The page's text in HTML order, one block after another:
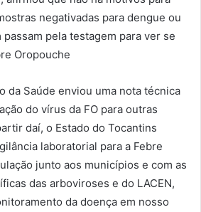
negativadas para dengue ou
pela testagem para ver se
Oropouche
da Saúde enviou uma nota técnica
do vírus da FO para outras
daí, o Estado do Tocantins
laboratorial para a Febre
junto aos municípios e com as
das arboviroses e do LACEN,
da doença em nosso